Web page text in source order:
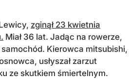
zginął 23 kwietnia
Miał 36 lat. Jadąc na rowerze,
Kierowca mitsubishi,
usłyszał zarzut
ze skutkiem śmiertelnym.